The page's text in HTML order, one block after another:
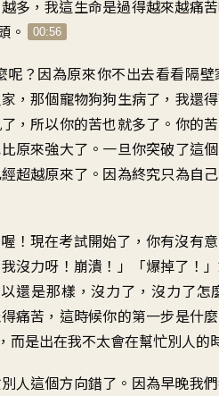
多，我這生命是過得越來越痛
。
00:56
？因為原來你不出去看看隔壁
，那個寵物狗狗生病了，我還
，所以你的苦也就多了。你的
原來強大了。一旦你突破了這
超越原來了。因為終究只為自
現在考試開始了，你有沒有
力呀！崩潰！」「爆掉了！
還是那樣，沒力了，沒力了怎
痛苦，這時候你的第一步是什
是出在我不太會在幫忙別人的
人這個方向錯了。因為早晚我